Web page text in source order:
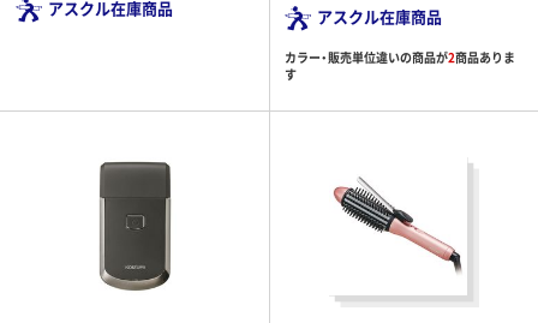
アスクル在庫商品
アスクル在庫商品
カラー・販売単位違いの商品が2商品ありま
す